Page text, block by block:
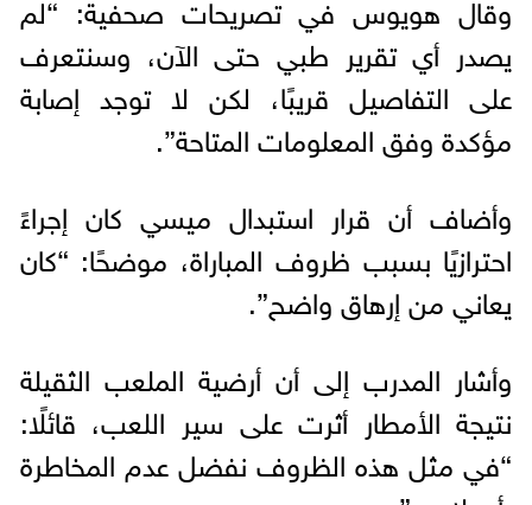
يصدر أي تقرير طبي حتى الآن، وسنتعرف
على التفاصيل قريبًا، لكن لا توجد إصابة
مؤكدة وفق المعلومات المتاحة”.
وأضاف أن قرار استبدال ميسي كان إجراءً
احترازيًا بسبب ظروف المباراة، موضحًا: “كان
يعاني من إرهاق واضح”.
وأشار المدرب إلى أن أرضية الملعب الثقيلة
نتيجة الأمطار أثرت على سير اللعب، قائلًا:
“في مثل هذه الظروف نفضل عدم المخاطرة